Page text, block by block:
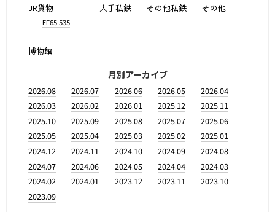
JR貨物
EF65 535
大手私鉄 その他私鉄 その他
博物館
月別アーカイブ
2026.08 2026.07 2026.06 2026.05
2026.04
2026.03
2026.02 2026.01 2025.12
2025.11
2025.10
2025.09 2025.08 2025.07
2025.06
2025.05
2025.04 2025.03 2025.02
2025.01
2024.12
2024.11 2024.10 2024.09
2024.08
2024.07
2024.06 2024.05 2024.04
2024.03
2024.02
2024.01 2023.12 2023.11
2023.10
2023.09